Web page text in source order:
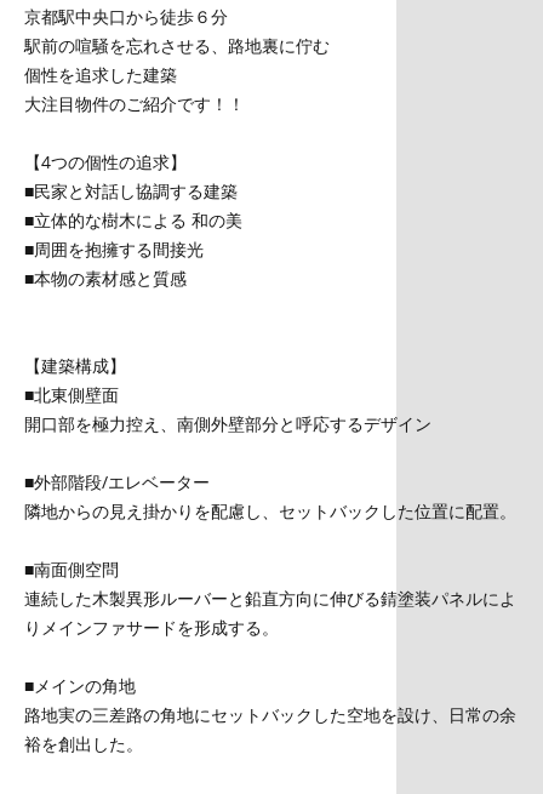
京都駅中央口から徒歩６分
駅前の喧騒を忘れさせる、路地裏に佇む
個性を追求した建築
大注目物件のご紹介です！！
【4つの個性の追求】
■民家と対話し協調する建築
■立体的な樹木による 和の美
■周囲を抱擁する間接光
■本物の素材感と質感
【建築構成】
■北東側壁面
開口部を極力控え、南側外壁部分と呼応するデザイン
■外部階段/エレベーター
隣地からの見え掛かりを配慮し、セットバックした位置に配置。
■南面側空問
連続した木製異形ルーバーと鉛直方向に伸びる錆塗装パネルによ
りメインファサードを形成する。
■メインの角地
路地実の三差路の角地にセットバックした空地を設け、日常の余
裕を創出した。